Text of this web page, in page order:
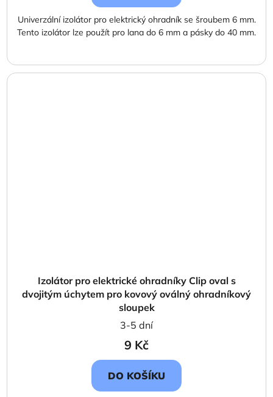
Univerzální izolátor pro elektrický ohradník se šroubem 6 mm.
Tento izolátor lze použít pro lana do 6 mm a pásky do 40 mm.
Izolátor pro elektrické ohradníky Clip oval s
dvojitým úchytem pro kovový oválný ohradníkový
sloupek
3-5 dní
9 Kč
DO KOŠÍKU